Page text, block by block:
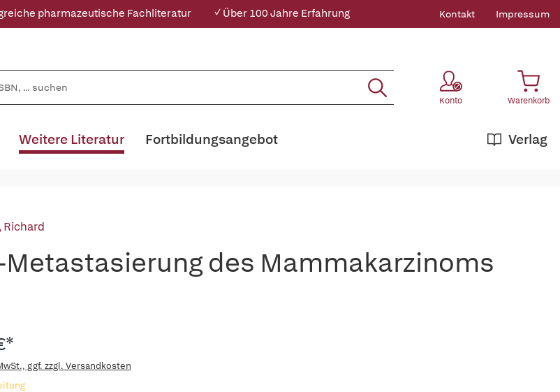
pharmazeutische Fachliteratur ✓ Über 100 Jahre Erfahrung Kontakt Impressum
Konto Warenkorb
Weitere Literatur Verlag
Fortbildungsangebot
Richard
Metastasierung des Mammakarzinoms
ggf. zzgl. Versandkosten